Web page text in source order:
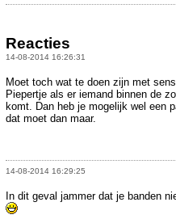
Reacties
14-08-2014 16:26:31
Moet toch wat te doen zijn met
Piepertje als er iemand binnen de
komt. Dan heb je mogelijk wel een
dat moet dan maar.
14-08-2014 16:29:25
In dit geval jammer dat je banden